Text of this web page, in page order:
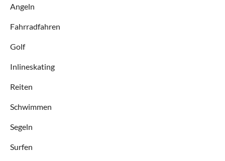
Angeln
Fahrradfahren
Golf
Inlineskating
Reiten
Schwimmen
Segeln
Surfen